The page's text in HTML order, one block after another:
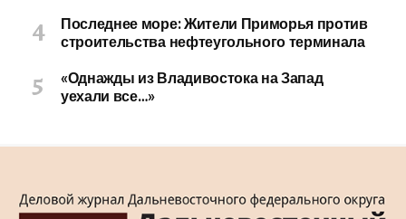
Последнее море: Жители Приморья против
строительства нефтеугольного терминала
«Однажды из Владивостока на Запад
уехали все…»